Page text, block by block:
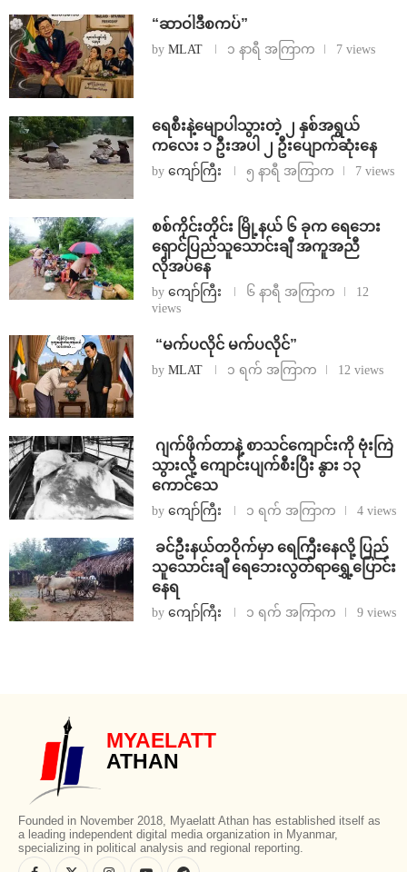
“ဆာဝါဒီစကပ်”
by MLAT ၁ နာရီ အကြာက 7 views
ရေစီးနဲ့မျောပါသွားတဲ့ ၂ နှစ်အရွယ်
ကလေး ၁ ဦးအပါ ၂ ဦးပျောက်ဆုံးနေ
by ကျော်ကြီး ၅ နာရီ အကြာက 7 views
စစ်ကိုင်းတိုင်း မြို့နယ် ၆ ခုက ရေဘေး
ရှောင်ပြည်သူသောင်းချီ အကူအညီ
လိုအပ်နေ
by ကျော်ကြီး ၆ နာရီ အကြာက
12
views
⁨ ⁨“မက်ပလိုင် မက်ပလိုင်”
by MLAT ၁ ရက် အကြာက 12 views
⁨⁩ ⁨ဂျက်ဖိုက်တာနဲ့ စာသင်ကျောင်းကို ဗုံးကြဲ
သွားလို့ ကျောင်းပျက်စီးပြီး နွား ၁၃
ကောင်သေ
by ကျော်ကြီး ၁ ရက် အကြာက 4 views
⁩ ⁨ခင်ဦးနယ်တဝိုက်မှာ ရေကြီးနေလို့ ပြည်
သူသောင်းချီ ရေဘေးလွတ်ရာရွှေ့ပြောင်း
နေရ
by ကျော်ကြီး ၁ ရက် အကြာက 9 views
MYAELATT
ATHAN
Founded in November 2018, Myaelatt Athan has established itself as
a leading independent digital media organization in Myanmar,
specializing in political analysis and regional reporting.